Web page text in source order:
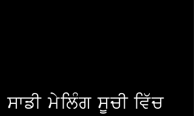
ਸਾਡੀ ਮੇਲਿੰਗ ਸੂਚੀ ਵਿੱਚ